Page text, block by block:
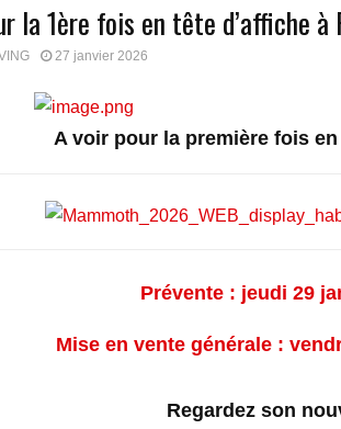
la 1ère fois en tête d’affiche à
27 janvier 2026
A voir pour la première fois en
Prévente : jeudi 29
Mise en vente générale :
Regardez son